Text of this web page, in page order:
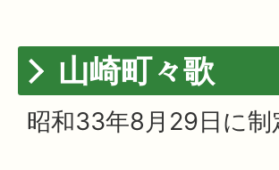
山崎町々歌
昭和33年8月29日に